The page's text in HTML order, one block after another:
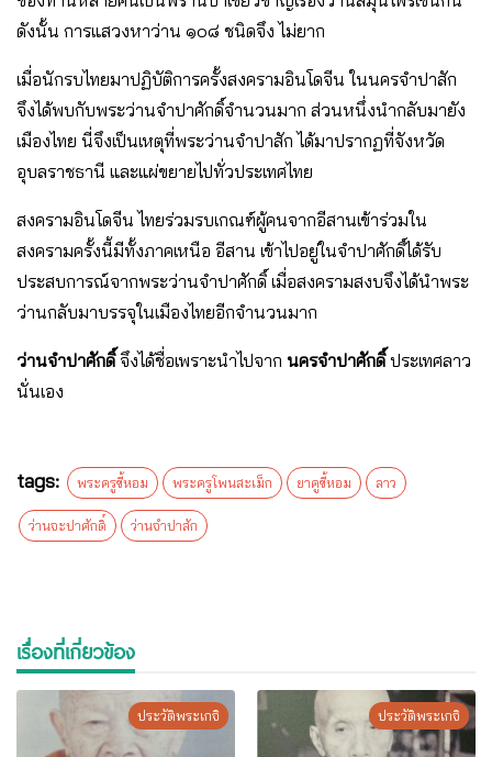
ดังนั้น การแสวงหาว่าน ๑๐๘ ชนิดจึง ไม่ยาก
เมื่อนักรบไทยมาปฏิบัติการครั้งสงครามอินโดจีน ในนครจำปาสัก
จึงได้พบกับพระว่านจำปาศักดิ์จำนวนมาก ส่วนหนึ่งนำกลับมายัง
เมืองไทย นี่จึงเป็นเหตุที่พระว่านจำปาสัก ได้มาปรากฏที่จังหวัด
อุบลราชธานี และแผ่ขยายไปทั่วประเทศไทย
สงครามอินโดจีน ไทยร่วมรบเกณฑ์ผู้คนจากอีสานเข้าร่วมใน
สงครามครั้งนี้มีทั้งภาคเหนือ อีสาน เข้าไปอยู่ในจําปาศักดิ์ได้รับ
ประสบการณ์จากพระว่านจําปาศักดิ์ เมื่อสงครามสงบจึงได้นําพระ
ว่านกลับมาบรรจุในเมืองไทยอีกจํานวนมาก
ว่านจําปาศักดิ์จึงได้ชื่อเพราะนําไปจาก นครจําปาศักดิ์ประเทศลาว
นั่นเอง
tags: พระครูขี้หอม พระครูโพนสะเม็ก ยาคูขี้หอม ลาว
ว่านจะปาศักดิ์ ว่านจำปาสัก
เรื่องที่เกี่ยวข้อง
ประวัติพระเกจิ ประวัติพระเกจิ